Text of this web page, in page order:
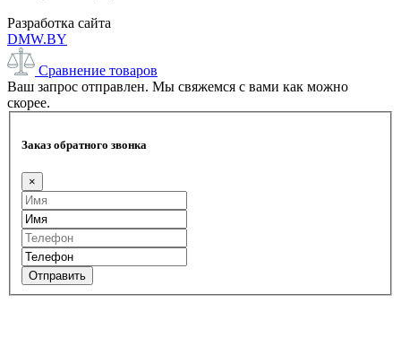
Разработка сайта
DMW.BY
Сравнение товаров
Ваш запрос отправлен. Мы свяжемся с вами как можно
скорее.
Заказ обратного звонка
×
Отправить